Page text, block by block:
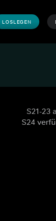
LOSLEGEN
S21-23
S24